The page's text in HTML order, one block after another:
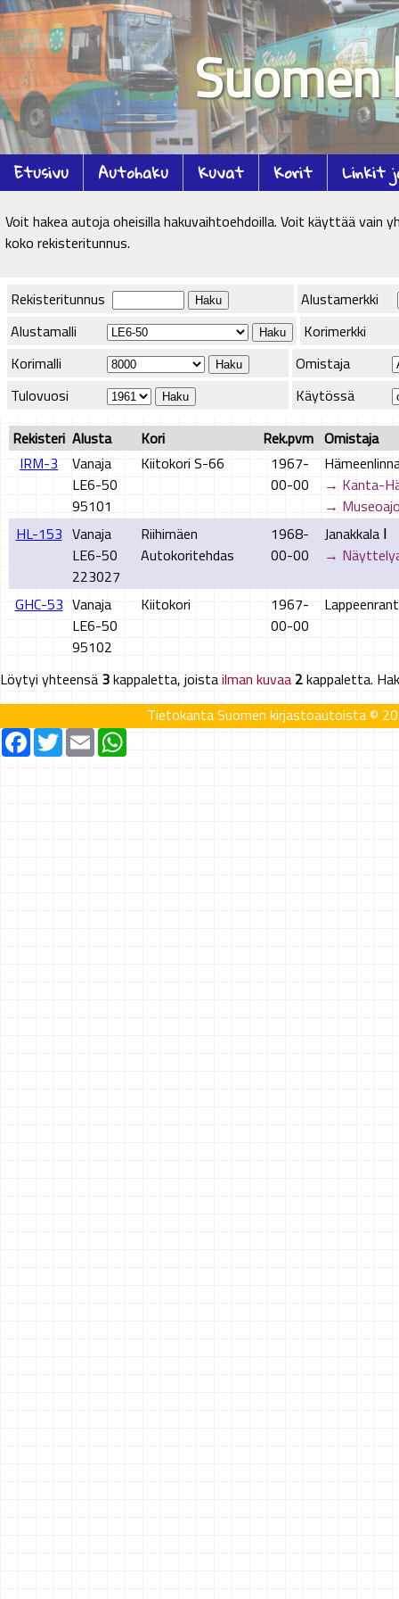
Etusivu Autohaku Kuvat Korit Linkit
Voit hakea autoja oheisilla hakuvaihtoehdoilla. Voit käyttää vain
koko rekisteritunnus.
Rekisteritunnus
Alustamerkki
Alustamalli
Korimerkki
Korimalli
Omistaja
Tulovuosi
Käytössä
Rekisteri Alusta Kori Rek.pvm Omistaja
IRM-3
Vanaja
LE6-50
95101
Kiitokori S-66
1967-
00-00
→ Kanta-
→
HL-153 Vanaja
LE6-50
223027
Riihimäen
Autokoritehdas
1968-
00-00
Janakkala Ⅰ
→
GHC-53 Vanaja
LE6-50
95102
Kiitokori
1967-
00-00
Löytyi yhteensä 3kappaletta, joistailman kuvaa 2kappaletta.
Tietokanta Suomen kirjastoautoista ©
FacebookTwitterEmail